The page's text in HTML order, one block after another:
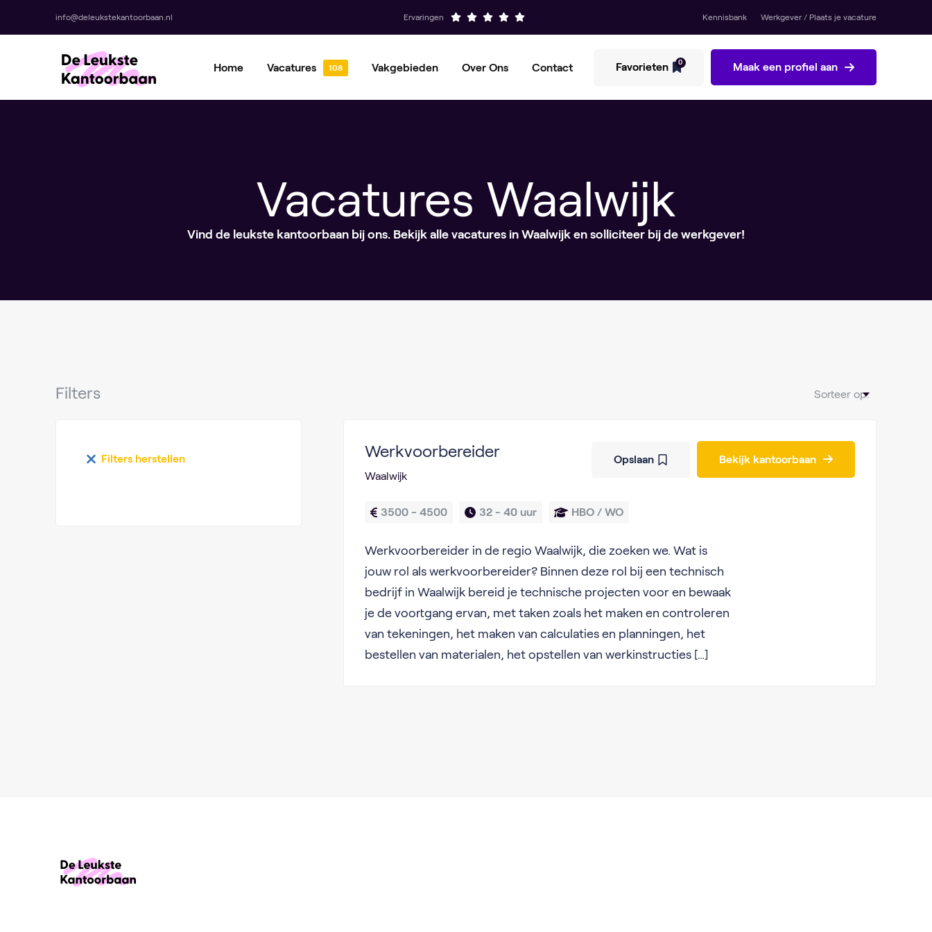
info@deleukstekantoorbaan.nl Ervaringen Kennisbank Werkgever / Plaats je vacature
Home Vacatures Vakgebieden
HR
Over Ons Contact Favorieten 0 Maak een profiel aan
Vacatures Waalwijk
Vind de leukste kantoorbaan bij ons. Bekijk alle vacatures in Waalwijk en solliciteer bij de werkgever!
Filters Sorteer op:
Filters herstellen Werkvoorbereider
Waalwijk
3500 - 4500 32 - 40 uur HBO / WO
Werkvoorbereider in de regio Waalwijk, die zoeken we. Wat is
jouw rol als werkvoorbereider? Binnen deze rol bij een technisch
bedrijf in Waalwijk bereid je technische projecten voor en bewaak
je de voortgang ervan, met taken zoals het maken en controleren
van tekeningen, het maken van calculaties en planningen, het
bestellen van materialen, het opstellen van werkinstructies […]
Opslaan Bekijk kantoorbaan